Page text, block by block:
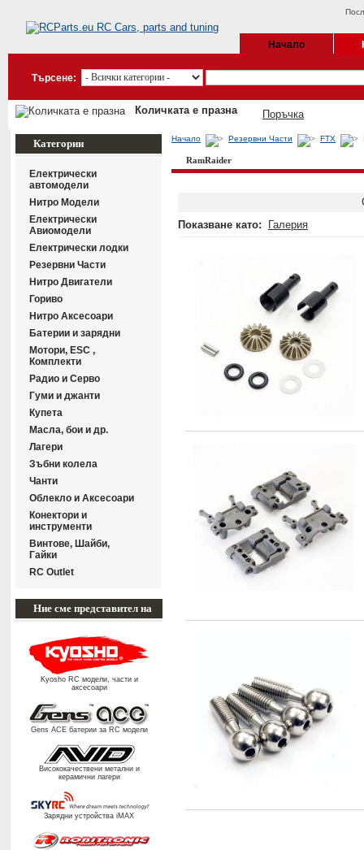
Начало
Търсене:
Количката е празна Поръчка
Начало Резервни Части FTX
RamRaider
Показване като:
Галерия
Категории
Електрически
автомодели
Нитро Модели
Електрически
Авиомодели
Електрически лодки
Резервни Части
Нитро Двигатели
Гориво
Нитро Аксесоари
Батерии и зарядни
Мотори, ESC ,
Комплекти
Радиo и Серво
Гуми и джанти
Купета
Масла, бои и др.
Лагери
Зъбни колела
Чанти
Облекло и Аксесоари
Конектори и
инструменти
Винтове, Шайби,
Гайки
RC Outlet
Ние сме представител на
Kyosho RC модели, части и
аксесоари
Gens ACE батерии за RC модели
Висококачествени метални и
керамични лагери
Зарядни устройства iMAX